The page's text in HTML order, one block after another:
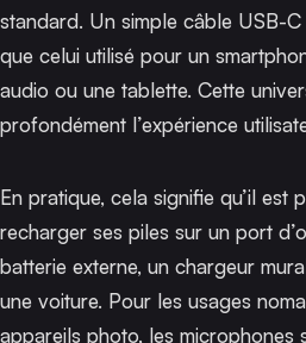
standard. Un simple câble USB-C
que celui utilisé pour un
audio ou une tablette. Cette
profondément l’expérience
En pratique, cela signifie qu’il est
recharger ses piles sur un port
batterie externe, un chargeur
une voiture. Pour les usages
appareils photo, les microphones